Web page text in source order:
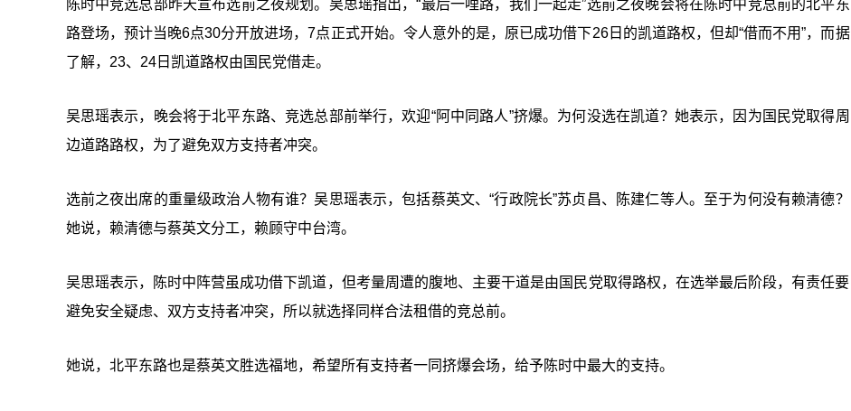
陈时中竞选总部昨天宣布选前之夜规划。吴思瑶指出，“最后一哩路，我们一起走”选前之夜晚会将在陈时中竞总前的北平东
路登场，预计当晚6点30分开放进场，7点正式开始。令人意外的是，原已成功借下26日的凯道路权，但却“借而不用”，而据
了解，23、24日凯道路权由国民党借走。
吴思瑶表示，晚会将于北平东路、竞选总部前举行，欢迎“阿中同路人”挤爆。为何没选在凯道？她表示，因为国民党取得周
边道路路权，为了避免双方支持者冲突。
选前之夜出席的重量级政治人物有谁？吴思瑶表示，包括蔡英文、“行政院长”苏贞昌、陈建仁等人。至于为何没有赖清德？
她说，赖清德与蔡英文分工，赖顾守中台湾。
吴思瑶表示，陈时中阵营虽成功借下凯道，但考量周遭的腹地、主要干道是由国民党取得路权，在选举最后阶段，有责任要
避免安全疑虑、双方支持者冲突，所以就选择同样合法租借的竞总前。
她说，北平东路也是蔡英文胜选福地，希望所有支持者一同挤爆会场，给予陈时中最大的支持。